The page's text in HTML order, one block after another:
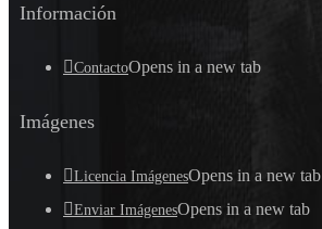
Información
ContactoOpens in a new tab
Imágenes
Licencia ImágenesOpens in a new tab
Enviar ImágenesOpens in a new tab